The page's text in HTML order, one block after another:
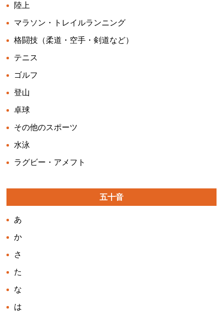
陸上
マラソン・トレイルランニング
格闘技（柔道・空手・剣道など）
テニス
ゴルフ
登山
卓球
その他のスポーツ
水泳
ラグビー・アメフト
五十音
あ
か
さ
た
な
は